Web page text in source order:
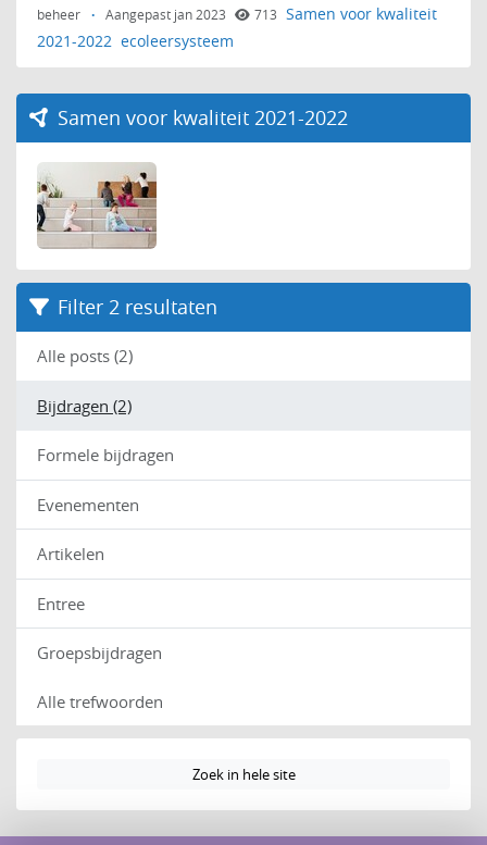
beheer
· Aangepast jan 2023 713 Samen voor kwaliteit
2021-2022 ecoleersysteem
Samen voor kwaliteit 2021-2022
Filter 2 resultaten
Alle posts (2)
Bijdragen (2)
Formele bijdragen
Evenementen
Artikelen
Entree
Groepsbijdragen
Alle trefwoorden
Zoek in hele site